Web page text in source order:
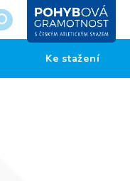
Ke stažení